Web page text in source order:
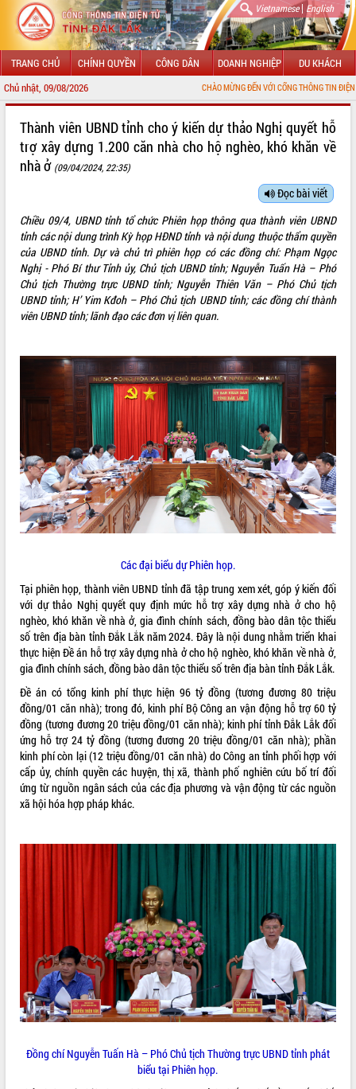
Vietnamese| English
TRANG CHỦ CHÍNH QUYỀN CÔNG DÂN DOANH NGHIỆP DU KHÁCH
Chủ nhật, 09/08/2026 CHÀO MỪNG ĐẾN VỚI CỔNG THÔNG TIN ĐIỆN TỬ TỈNH ĐẮK LẮK
LÃNH ĐẠO UBND TỈNH
SỞ, BAN, NGÀNH
UBND CÁC XÃ, PHƯỜNG
THÔNG TIN CHỈ ĐẠO ĐIỀU HÀNH
HỆ THỐNG VĂN BẢN
ĐIỂM TIN VĂN BẢN
QUY HOẠCH - KẾ HOẠCH
VIDEO
Trailer Lễ hội Sầu riêng Đắk Lắk năm
Khám bệnh, cấp phát thuốc miễn phí
và tặng quà người dân xã Cư Pui
Hội nghị UBND tỉnh Đắk Lắk thường kỳ
tháng 7/2026
Lễ truy tặng danh hiệu “Bà Mẹ Việt
Nam Anh hùng” và trao Huân chương
UBND tỉnh Đắk Lắk triển khai nhiệm
ALBUM ẢNH
Thành viên UBND tỉnh cho ý kiến dự thảo Nghị quyết hỗ
trợ xây dựng 1.200 căn nhà cho hộ nghèo, khó khăn về
nhà ở (09/04/2024, 22:35)
Đọc bài viết
Chiều 09/4, UBND tỉnh tổ chức Phiên họp thông qua thành viên UBND
tỉnh các nội dung trình Kỳ họp HĐND tỉnh và nội dung thuộc thẩm quyền
của UBND tỉnh. Dự và chủ trì phiên họp có các đồng chí: Phạm Ngọc
Nghị - Phó Bí thư Tỉnh ủy, Chủ tịch UBND tỉnh; Nguyễn Tuấn Hà – Phó
Chủ tịch Thường trực UBND tỉnh; Nguyễn Thiên Văn – Phó Chủ tịch
UBND tỉnh; H’ Yim Kđoh – Phó Chủ tịch UBND tỉnh; các đồng chí thành
viên UBND tỉnh; lãnh đạo các đơn vị liên quan.
Các đại biểu dự Phiên họp.
Tại phiên họp, thành viên UBND tỉnh đã tập trung xem xét, góp ý kiến đối
với dự thảo Nghị quyết quy định mức hỗ trợ xây dựng nhà ở cho hộ
nghèo, khó khăn về nhà ở, gia đình chính sách, đồng bào dân tộc thiểu
số trên địa bàn tỉnh Đắk Lắk năm 2024. Đây là nội dung nhằm triển khai
thực hiện Đề án hỗ trợ xây dựng nhà ở cho hộ nghèo, khó khăn về nhà ở,
gia đình chính sách, đồng bào dân tộc thiểu số trên địa bàn tỉnh Đắk Lắk.
Đề án có tổng kinh phí thực hiện 96 tỷ đồng (tương đương 80 triệu
đồng/01 căn nhà); trong đó, kinh phí Bộ Công an vận động hỗ trợ 60 tỷ
đồng (tương đương 20 triệu đồng/01 căn nhà); kinh phí tỉnh Đắk Lắk đối
ứng hỗ trợ 24 tỷ đồng (tương đương 20 triệu đồng/01 căn nhà); phần
kinh phí còn lại (12 triệu đồng/01 căn nhà) do Công an tỉnh phối hợp với
cấp ủy, chính quyền các huyện, thị xã, thành phố nghiên cứu bố trí đối
ứng từ nguồn ngân sách của các địa phương và vận động từ các nguồn
xã hội hóa hợp pháp khác.
Đồng chí Nguyễn Tuấn Hà – Phó Chủ tịch Thường trực UBND tỉnh phát
biểu tại Phiên họp.